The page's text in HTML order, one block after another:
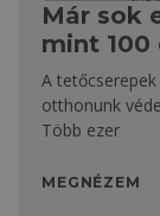
Már sok
mint 100
A
otthonunk
Több ezer
MEGNÉZEM